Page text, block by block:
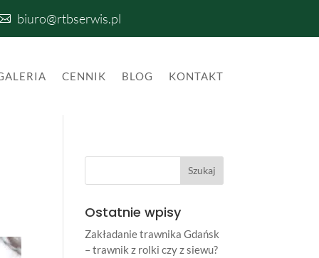
 biuro@rtbserwis.pl
CENNIK BLOG KONTAKT
Ostatnie wpisy
Zakładanie trawnika Gdańsk
– trawnik z rolki czy z siewu?